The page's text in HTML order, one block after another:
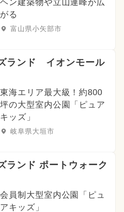
ヘン建築物や立山連峰が広
がる
富山県小矢部市
ランド イオンモール
東海エリア最大級！約800
坪の大型室内公園「ピュア
キッズ」
岐阜県大垣市
ランド ポートウォーク
会員制大型室内公園「ピュ
アキッズ」